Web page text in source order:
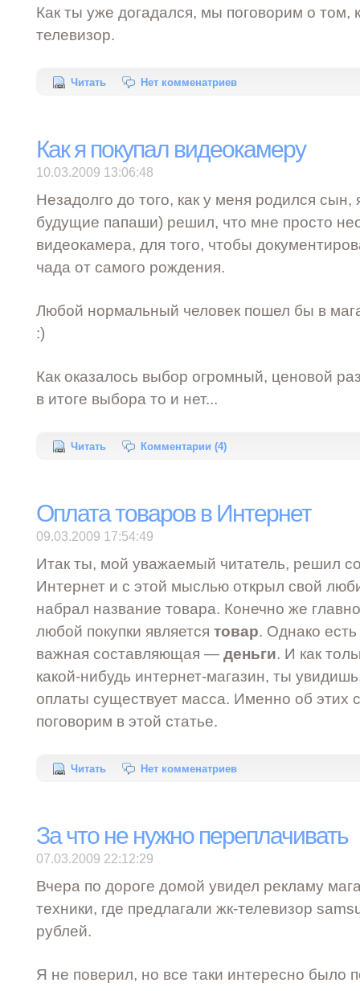
Как ты уже догадался, мы поговорим о том,
телевизор.
Читать Нет комменатриев
Как я покупал видеокамеру
10.03.2009 13:06:48
Незадолго до того, как у меня родился сын,
будущие папаши) решил, что мне просто
видеокамера, для того, чтобы
чада от самого рождения.
Любой нормальный человек пошел бы в
:)
Как оказалось выбор огромный, ценовой
в итоге выбора то и нет...
Читать Комментарии (4)
Оплата товаров в Интернет
09.03.2009 17:54:49
Итак ты, мой уважаемый читатель, решил
Интернет и с этой мыслью открыл свой
набрал название товара. Конечно же
любой покупки является товар. Однако
важная составляющая — деньги. И как
какой-нибудь интернет-магазин, ты
оплаты существует масса. Именно об этих
поговорим в этой статье.
Читать Нет комменатриев
За что не нужно переплачивать
07.03.2009 22:12:29
Вчера по дороге домой увидел рекламу
техники, где предлагали жк-телевизор
рублей.
Я не поверил, но все таки интересно было